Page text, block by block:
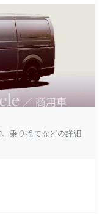
乗り捨てなどの詳細